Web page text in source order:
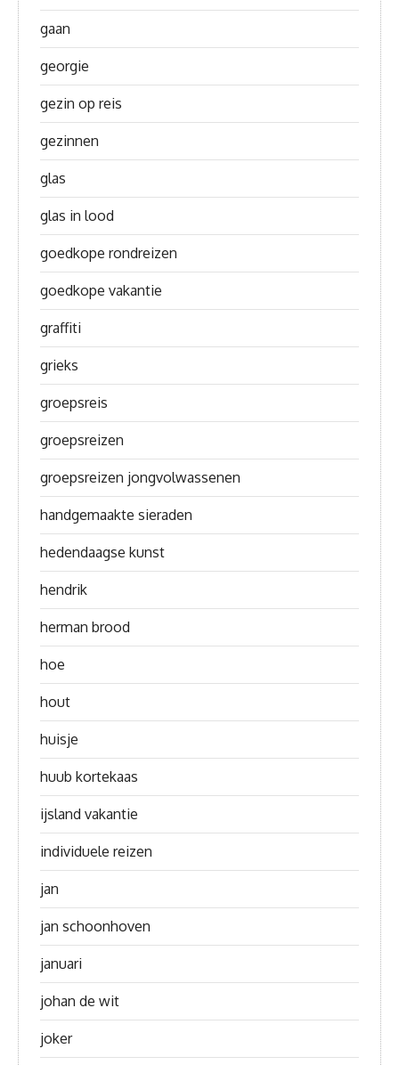
gaan
georgie
gezin op reis
gezinnen
glas
glas in lood
goedkope rondreizen
goedkope vakantie
graffiti
grieks
groepsreis
groepsreizen
groepsreizen jongvolwassenen
handgemaakte sieraden
hedendaagse kunst
hendrik
herman brood
hoe
hout
huisje
huub kortekaas
ijsland vakantie
individuele reizen
jan
jan schoonhoven
januari
johan de wit
joker